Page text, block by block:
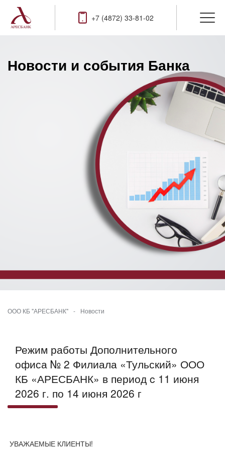
+7 (4872) 33-81-02
Новости и события Банка
ООО КБ "АРЕСБАНК" - Новости
Режим работы Дополнительного
офиса № 2 Филиала «Тульский» ООО
КБ «АРЕСБАНК» в период c 11 июня
2026 г. по 14 июня 2026 г
УВАЖАЕМЫЕ КЛИЕНТЫ!